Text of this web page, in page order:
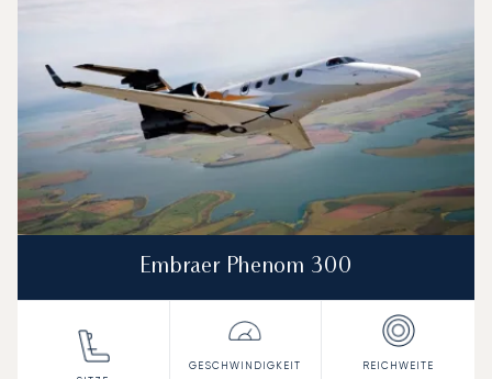
Embraer Phenom 300